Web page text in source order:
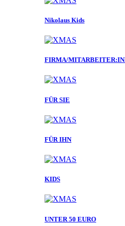
Nikolaus Kids
FIRMA/
FÜR SIE
FÜR IHN
KIDS
UNTER 50 EURO